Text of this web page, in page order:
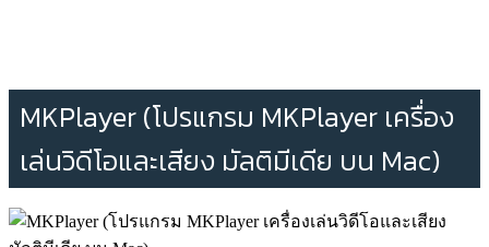
MKPlayer (โปรแกรม MKPlayer เครื่อง
เล่นวิดีโอและเสียง มัลติมีเดีย บน Mac)